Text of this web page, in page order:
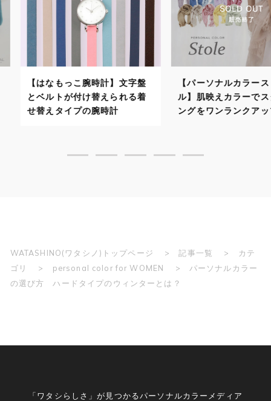
】文字盤
られる着
【パーソナルカラーストー
ル】肌映えカラーでスタイリ
ングをワンランクアップ！
【パーソ
自分に似
で顔映り
WATASHINO(ワタシノ)トップページ 記事一覧
カテ
ゴリ
personal color for WOMEN
パーソナルカラー
の選び方 ハードタイプのウィンターとは？
「ワタシらしさ」が見つかるパーソナルカラーメディア